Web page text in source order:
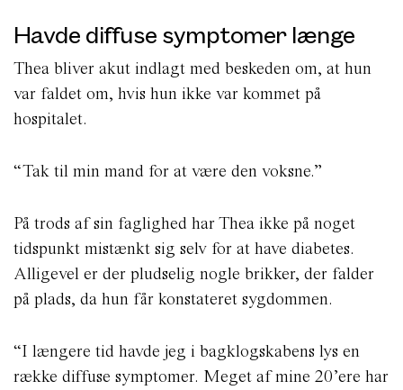
Havde diffuse symptomer længe
Thea bliver akut indlagt med beskeden om, at hun
var faldet om, hvis hun ikke var kommet på
hospitalet.
“Tak til min mand for at være den voksne.”
På trods af sin faglighed har Thea ikke på noget
tidspunkt mistænkt sig selv for at have diabetes.
Alligevel er der pludselig nogle brikker, der falder
på plads, da hun får konstateret sygdommen.
“I længere tid havde jeg i bagklogskabens lys en
række diffuse symptomer. Meget af mine 20’ere har